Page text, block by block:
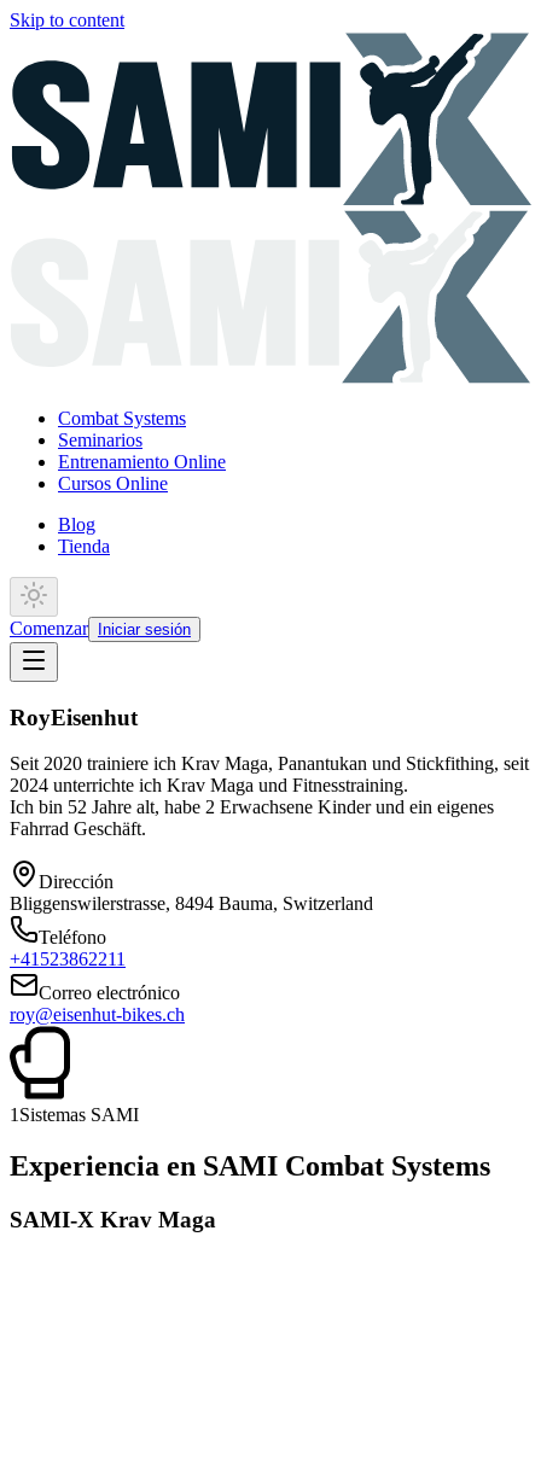
Skip to content
Combat Systems
Seminarios
Entrenamiento Online
Cursos Online
Blog
Tienda
Comenzar Iniciar sesión
RoyEisenhut
Seit 2020 trainiere ich Krav Maga, Panantukan und Stickfithing, seit
2024 unterrichte ich Krav Maga und Fitnesstraining.
Ich bin 52 Jahre alt, habe 2 Erwachsene Kinder und ein eigenes
Fahrrad Geschäft.
Dirección
Bliggenswilerstrasse, 8494 Bauma, Switzerland
Teléfono
+41523862211
Correo electrónico
roy@eisenhut-bikes.ch
1Sistemas SAMI
Experiencia en SAMI Combat Systems
SAMI-X Krav Maga